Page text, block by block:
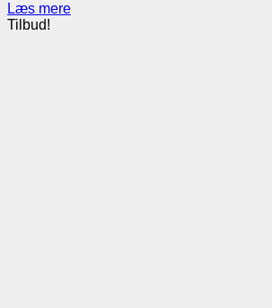
Læs mere
Tilbud!